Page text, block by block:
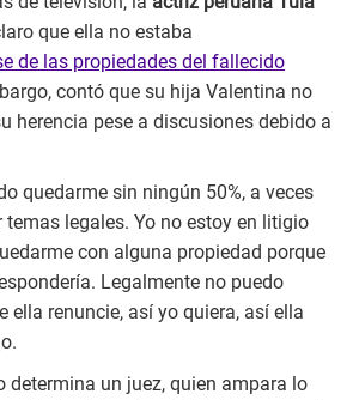
que ella no estaba
de las propiedades del fallecido
contó que su hija Valentina no
herencia pese a discusiones debido a
quedarme sin ningún 50%, a veces
legales. Yo no estoy en litigio
con alguna propiedad porque
Legalmente no puedo
ella renuncie, así yo quiera, así ella
determina un juez, quien ampara lo